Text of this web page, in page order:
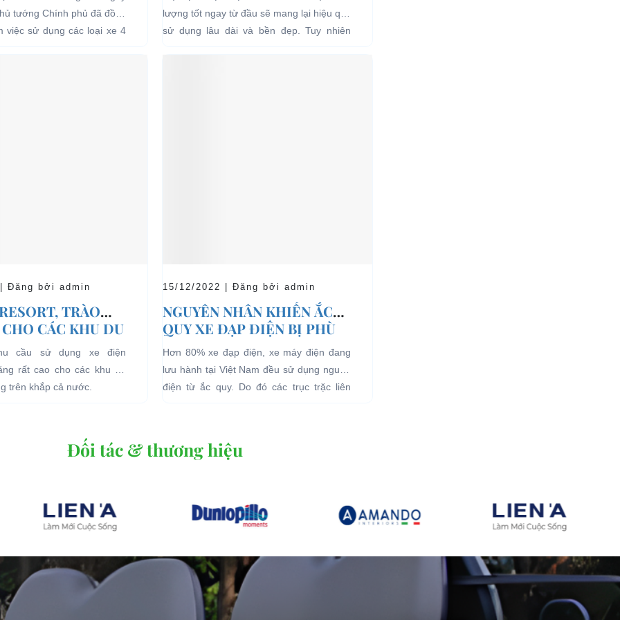
KHU VỰC
tướng Chính phủ đã đồng
việc sử dụng các loại xe 4
lượng tốt ngay từ đầu sẽ mang lại hiệu quả
sử dụng lâu dài và bền đẹp. Tuy nhiên
Đăng bởi admin
TRÀO
CÁC KHU DU
DƯỠNG.
cầu sử dụng xe điện
rất cao cho các khu du
trên khắp cả nước.
15/12/2022 | Đăng bởi admin
NGUYÊN NHÂN KHIẾN ẮC
QUY XE ĐẠP ĐIỆN BỊ PHÙ
Hơn 80% xe đạp điện, xe máy điện đang
lưu hành tại Việt Nam đều sử dụng nguồn
điện từ ắc quy. Do đó các trục trặc liên
Đối tác & thương hiệu